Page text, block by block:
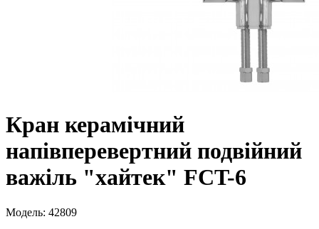
Кран керамічний
напівперевертний подвійний
важіль "хайтек" FCT-6
Модель: 42809